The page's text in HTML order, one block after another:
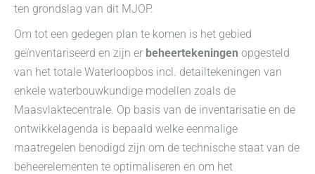
ten grondslag van dit MJOP.
Om tot een gedegen plan te komen is het gebied
geïnventariseerd en zijn er beheertekeningen opgesteld
van het totale Waterloopbos incl. detailtekeningen van
enkele waterbouwkundige modellen zoals de
Maasvlaktecentrale. Op basis van de inventarisatie en de
ontwikkelagenda is bepaald welke eenmalige
maatregelen benodigd zijn om de technische staat van de
beheerelementen te optimaliseren en om het